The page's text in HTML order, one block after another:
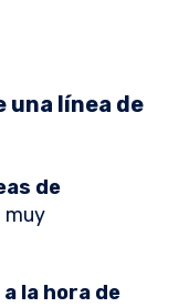
una línea de
de
muy
la hora de